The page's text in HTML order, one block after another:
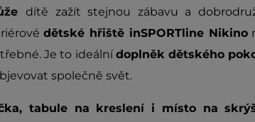
dítě zažít stejnou zábavu a
dětské hřiště inSPORTline Nikino
Je to ideálnídoplněk dětského
společně svět.
tabule na kreslení i místo na